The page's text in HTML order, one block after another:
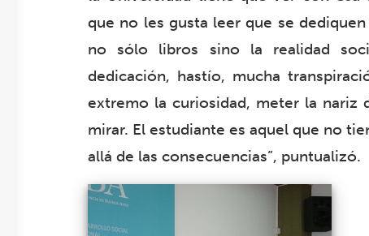
que no les gusta leer que se
no sólo libros sino la realidad
dedicación, hastío, mucha
extremo la curiosidad, meter la nariz
mirar. El estudiante es aquel que no
allá de las consecuencias”, puntualizó.